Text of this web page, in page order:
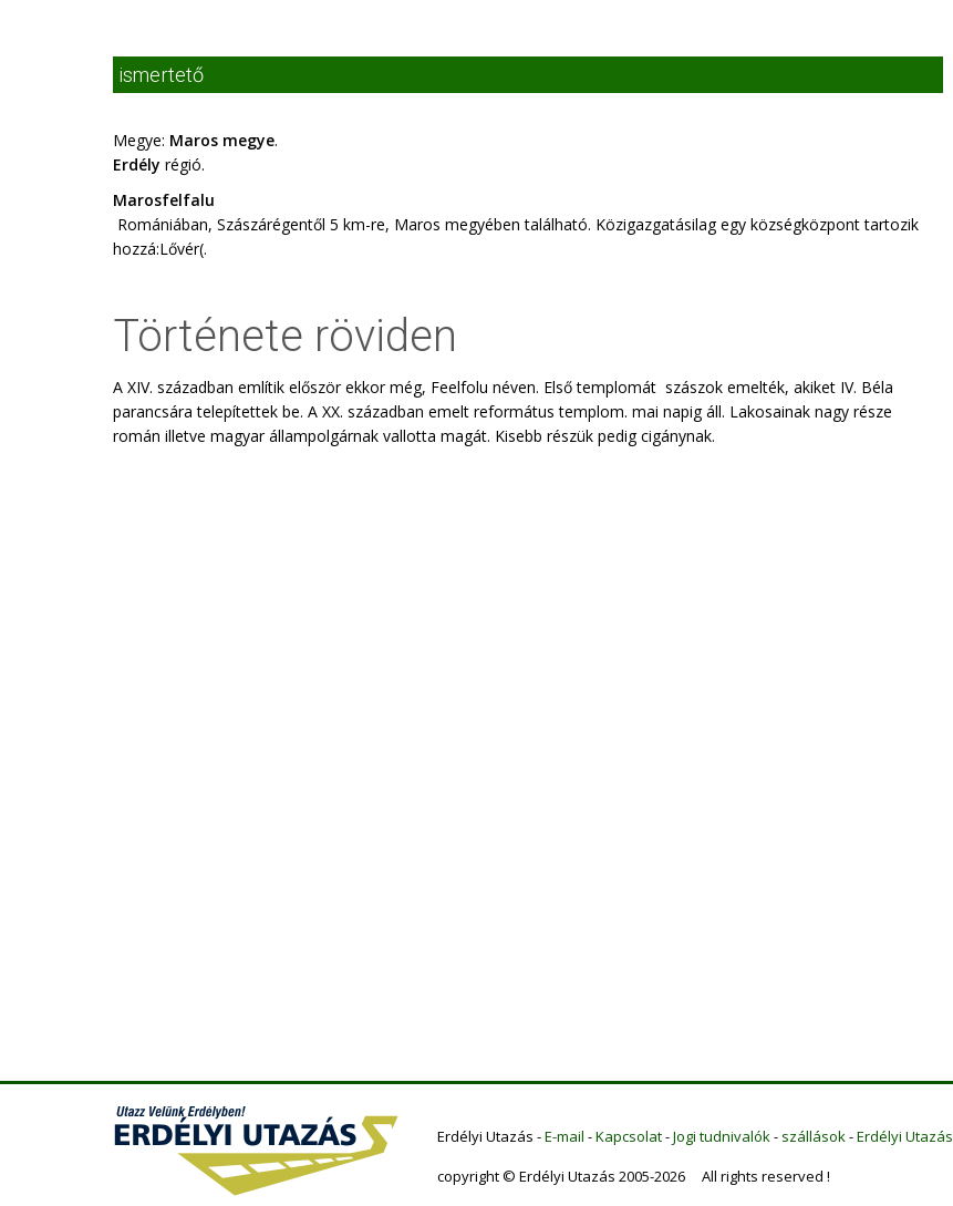
ismertető
Megye: Maros megye.
Erdély régió.
Marosfelfalu
Romániában, Szászárégentől 5 km-re, Maros megyében található. Közigazgatásilag egy községközpont tartozik
hozzá:Lővér(.
Története röviden
A XIV. században említik először ekkor még, Feelfolu néven. Első templomát szászok emelték, akiket IV. Béla
parancsára telepítettek be. A XX. században emelt református templom. mai napig áll. Lakosainak nagy része
román illetve magyar állampolgárnak vallotta magát. Kisebb részük pedig cigánynak.
Erdélyi Utazás -E-mail -Kapcsolat-Jogi tudnivalók- szállások-Erdélyi Utazás
copyright © Erdélyi Utazás 2005-2026 All rights reserved !